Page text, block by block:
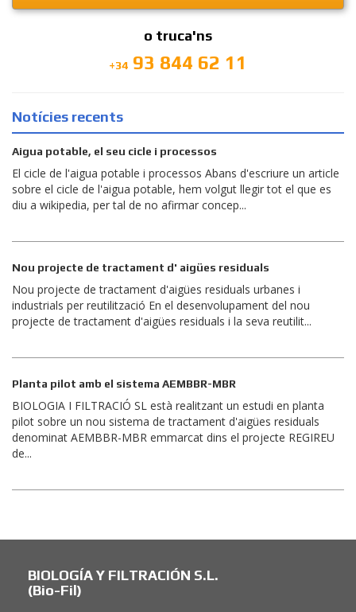
o truca'ns
+34 93 844 62 11
Notícies recents
Aigua potable, el seu cicle i processos
El cicle de l'aigua potable i processos Abans d'escriure un article
sobre el cicle de l'aigua potable, hem volgut llegir tot el que es
diu a wikipedia, per tal de no afirmar concep...
Nou projecte de tractament d' aigües residuals
Nou projecte de tractament d'aigües residuals urbanes i
industrials per reutilització En el desenvolupament del nou
projecte de tractament d'aigües residuals i la seva reutilit...
Planta pilot amb el sistema AEMBBR-MBR
BIOLOGIA I FILTRACIÓ SL està realitzant un estudi en planta
pilot sobre un nou sistema de tractament d'aigües residuals
denominat AEMBBR-MBR emmarcat dins el projecte REGIREU
de...
BIOLOGÍA Y FILTRACIÓN S.L.
(Bio-Fil)